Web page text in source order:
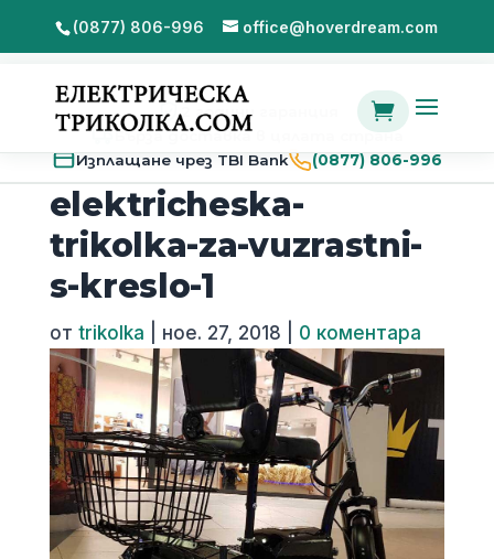
(0877) 806-996 office@hoverdream.com

2 години гаранция
Бърза доставка в цялата страна
Изплащане чрез TBI Bank
(0877) 806-996
elektricheska-
trikolka-za-vuzrastni-
s-kreslo-1
от trikolka ное. 27, 2018 0 коментара